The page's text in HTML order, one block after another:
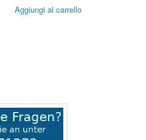
Aggiungi al carrello